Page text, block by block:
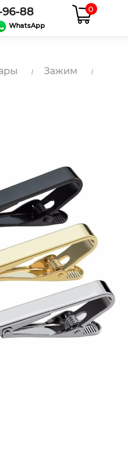
96-88
WhatsApp
0
Зажим